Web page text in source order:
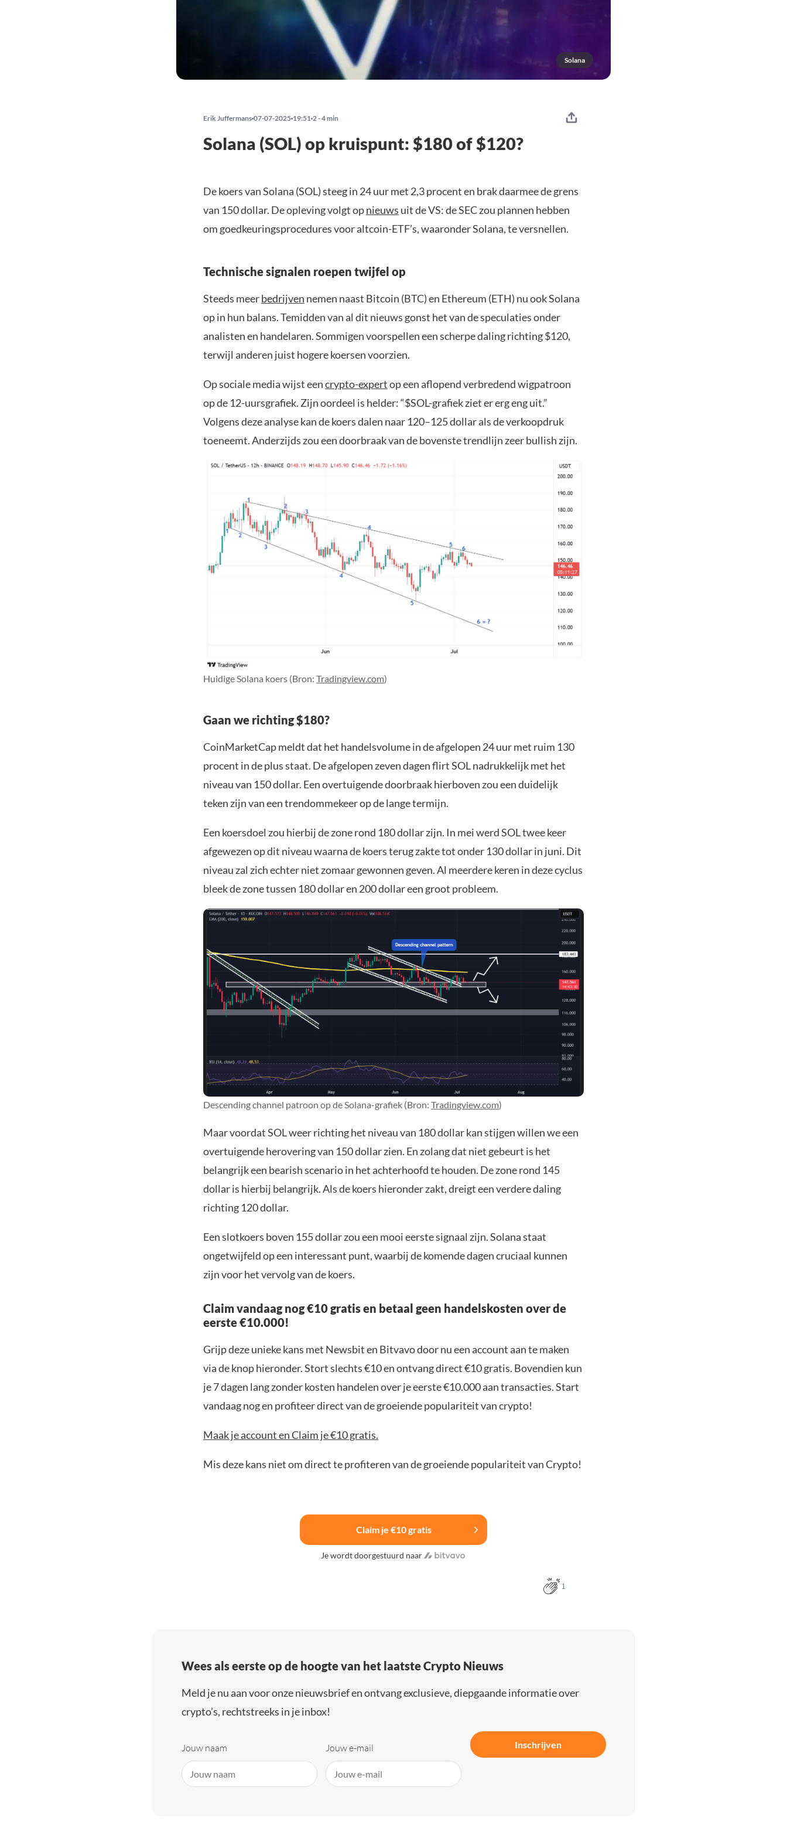
Solana
Erik Juffermans 07-07-2025 19:51 2 - 4 min
Solana (SOL) op kruispunt: $180 of $120?
De koers van Solana (SOL) steeg in 24 uur met 2,3 procent en brak daarmee de grens
van 150 dollar. De opleving volgt opnieuws uit de VS: de SEC zou plannen hebben
om goedkeuringsprocedures voor altcoin-ETF’s, waaronder Solana, te versnellen.
Technische signalen roepen twijfel op
Steeds meerbedrijven nemen naast Bitcoin (BTC) en Ethereum (ETH) nu ook Solana
op in hun balans. Temidden van al dit nieuws gonst het van de speculaties onder
analisten en handelaren. Sommigen voorspellen een scherpe daling richting $120,
terwijl anderen juist hogere koersen voorzien.
Op sociale media wijst eencrypto-expertop een aflopend verbredend wigpatroon
op de 12-uursgrafiek. Zijn oordeel is helder: “$SOL-grafiek ziet er erg eng uit.”
Volgens deze analyse kan de koers dalen naar 120–125 dollar als de verkoopdruk
toeneemt. Anderzijds zou een doorbraak van de bovenste trendlijn zeer bullish zijn.
Huidige Solana koers (Bron: Tradingview.com)
Gaan we richting $180?
CoinMarketCap meldt dat het handelsvolume in de afgelopen 24 uur met ruim 130
procent in de plus staat. De afgelopen zeven dagen flirt SOL nadrukkelijk met het
niveau van 150 dollar. Een overtuigende doorbraak hierboven zou een duidelijk
teken zijn van een trendommekeer op de lange termijn.
Een koersdoel zou hierbij de zone rond 180 dollar zijn. In mei werd SOL twee keer
afgewezen op dit niveau waarna de koers terug zakte tot onder 130 dollar in juni. Dit
niveau zal zich echter niet zomaar gewonnen geven. Al meerdere keren in deze cyclus
bleek de zone tussen 180 dollar en 200 dollar een groot probleem.
Descending channel patroon op de Solana-grafiek (Bron: Tradingview.com)
Maar voordat SOL weer richting het niveau van 180 dollar kan stijgen willen we een
overtuigende herovering van 150 dollar zien. En zolang dat niet gebeurt is het
belangrijk een bearish scenario in het achterhoofd te houden. De zone rond 145
dollar is hierbij belangrijk. Als de koers hieronder zakt, dreigt een verdere daling
richting 120 dollar.
Een slotkoers boven 155 dollar zou een mooi eerste signaal zijn. Solana staat
ongetwijfeld op een interessant punt, waarbij de komende dagen cruciaal kunnen
zijn voor het vervolg van de koers.
Claim vandaag nog €10 gratis en betaal geen handelskosten over de
eerste €10.000!
Grijp deze unieke kans met Newsbit en Bitvavo door nu een account aan te maken
via de knop hieronder. Stort slechts €10 en ontvang direct €10 gratis. Bovendien kun
je 7 dagen lang zonder kosten handelen over je eerste €10.000 aan transacties. Start
vandaag nog en profiteer direct van de groeiende populariteit van crypto!
Maak je account en Claim je €10 gratis.
Mis deze kans niet om direct te profiteren van de groeiende populariteit van Crypto!
Claim je €10 gratis
Je wordt doorgestuurd naar
1
Wees als eerste op de hoogte van het laatste Crypto Nieuws
Meld je nu aan voor onze nieuwsbrief en ontvang exclusieve, diepgaande informatie over
crypto’s, rechtstreeks in je inbox!
Jouw naam Jouw e-mail Inschrijven